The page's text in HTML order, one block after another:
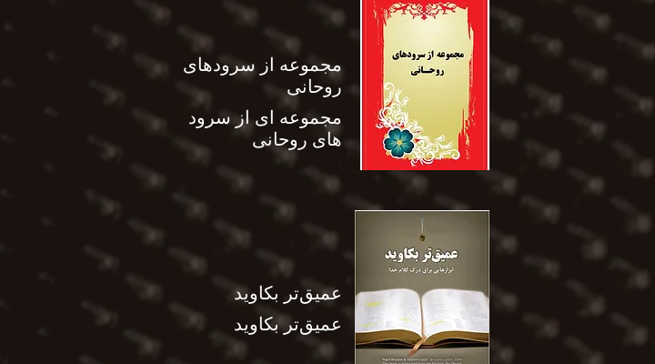
مجموعه از سرودهای
روحانی
مجموعه ای از سرود
های روحانی
عمیق‌تر بکاوید
عمیق‌تر بکاوید